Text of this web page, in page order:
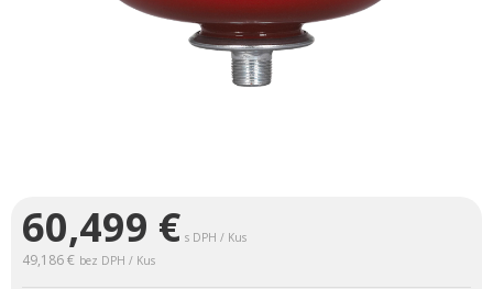
60,499 € s DPH / Kus
49,186 € bez DPH / Kus